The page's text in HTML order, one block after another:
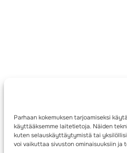
Parhaan kokemuksen tarjoamiseksi
käyttääksemme laitetietoja. Näiden
kuten selauskäyttäytymistä tai
voi vaikuttaa sivuston ominaisuuksiin ja